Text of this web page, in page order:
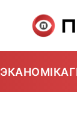
ЭКАНОМІКА